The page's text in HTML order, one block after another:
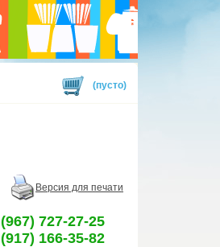
(пусто)
Версия для печати
(967) 727-27-25
(917) 166-35-82